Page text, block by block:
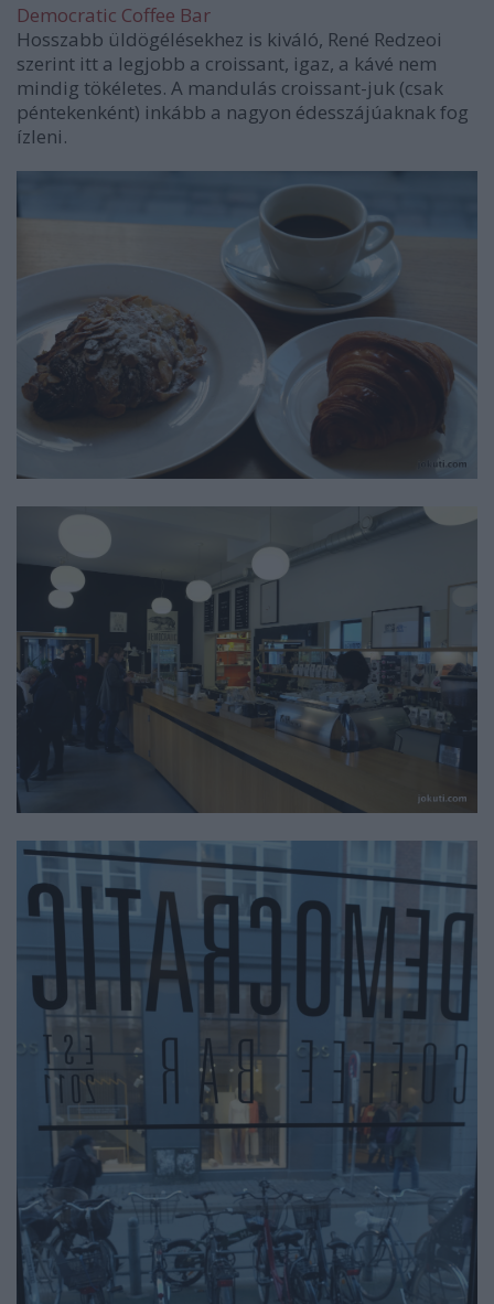
Democratic Coffee Bar
Hosszabb üldögélésekhez is kiváló, René Redzeoi
szerint itt a legjobb a croissant, igaz, a kávé nem
mindig tökéletes. A mandulás croissant-juk (csak
péntekenként) inkább a nagyon édesszájúaknak fog
ízleni.